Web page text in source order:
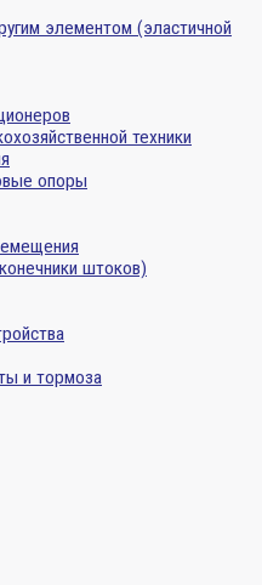
элементом (эластичной
техники
опоры
штоков)
и тормоза